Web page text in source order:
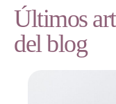
Últimos
del blog